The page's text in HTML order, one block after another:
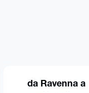
da Ravenna a